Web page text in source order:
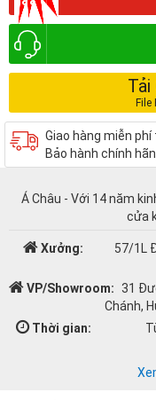
Giao hàng miễn phí
Bảo hành chính
Á Châu - Với 14 năm
cửa
Xưởng:
57/1L
VP/Showroom:
31
Chánh,
Thời gian: